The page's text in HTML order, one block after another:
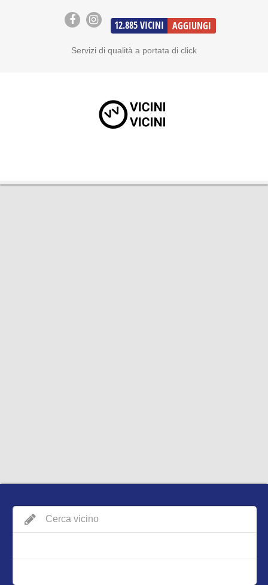
12.885 VICINI AGGIUNGI
Servizi di qualità a portata di click